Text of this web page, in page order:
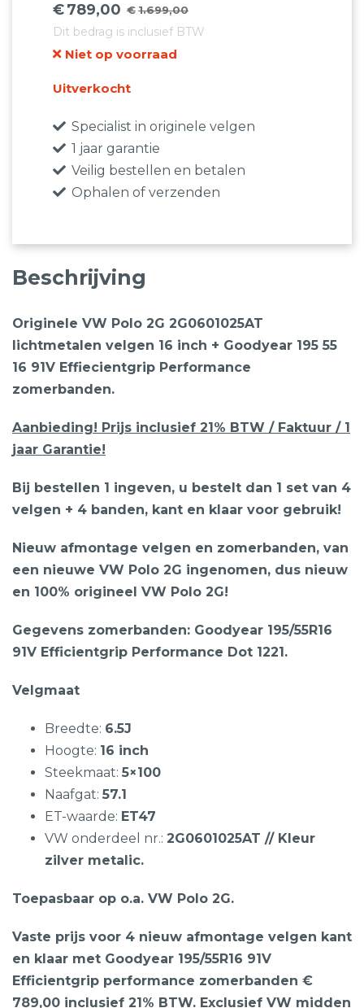
€1.699,00
Oorspronkelijke
prijs
was:
€1.699,00.
€789,00
Huidige
prijs
is:
€789,00.
Dit bedrag is inclusief BTW
Niet op voorraad
Uitverkocht
Specialist in originele velgen
1 jaar garantie
Veilig bestellen en betalen
Ophalen of verzenden
Beschrijving
Originele VW Polo 2G 2G0601025AT
lichtmetalen velgen 16 inch + Goodyear 195 55
16 91V Effiecientgrip Performance
zomerbanden.
Aanbieding! Prijs inclusief 21% BTW / Faktuur / 1
jaar Garantie!
Bij bestellen 1 ingeven, u bestelt dan 1 set van 4
velgen + 4 banden, kant en klaar voor gebruik!
Nieuw afmontage velgen en zomerbanden, van
een nieuwe VW Polo 2G ingenomen, dus nieuw
en 100% origineel VW Polo 2G!
Gegevens zomerbanden: Goodyear 195/55R16
91V Efficientgrip Performance Dot 1221.
Velgmaat
Breedte: 6.5J
Hoogte: 16 inch
Steekmaat: 5×100
Naafgat: 57.1
ET-waarde: ET47
VW onderdeel nr.: 2G0601025AT // Kleur
zilver metalic.
Toepasbaar op o.a. VW Polo 2G.
Vaste prijs voor 4 nieuw afmontage velgen kant
en klaar met Goodyear 195/55R16 91V
Efficientgrip performance zomerbanden €
789,00 inclusief 21% BTW. Exclusief VW midden